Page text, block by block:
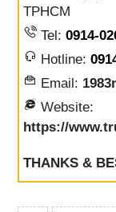
TPHCM
Tel:0914-
Hotline:
Email:
Website:
https://
THANKS &